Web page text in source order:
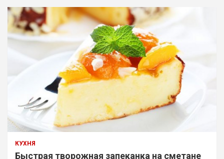
КУХНЯ
Быстрая творожная запеканка на сметане